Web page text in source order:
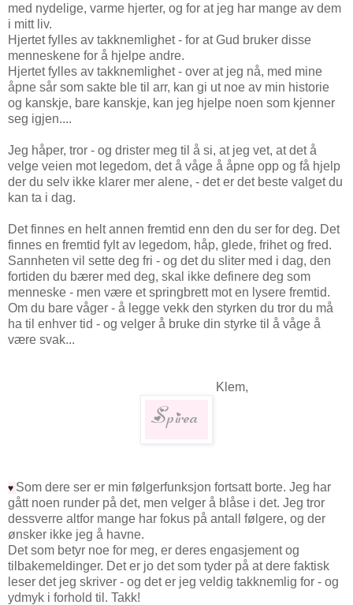
med nydelige, varme hjerter, og for at jeg har mange av dem
i mitt liv.
Hjertet fylles av takknemlighet - for at Gud bruker disse
menneskene for å hjelpe andre.
Hjertet fylles av takknemlighet - over at jeg nå, med mine
åpne sår som sakte ble til arr, kan gi ut noe av min historie
og kanskje, bare kanskje, kan jeg hjelpe noen som kjenner
seg igjen....
Jeg håper, tror - og drister meg til å si, at jeg vet, at det å
velge veien mot legedom, det å våge å åpne opp og få hjelp
der du selv ikke klarer mer alene, - det er det beste valget du
kan ta i dag.
Det finnes en helt annen fremtid enn den du ser for deg. Det
finnes en fremtid fylt av legedom, håp, glede, frihet og fred.
Sannheten vil sette deg fri - og det du sliter med i dag, den
fortiden du bærer med deg, skal ikke definere deg som
menneske - men være et springbrett mot en lysere fremtid.
Om du bare våger - å legge vekk den styrken du tror du må
ha til enhver tid - og velger å bruke din styrke til å våge å
være svak...
Klem,
♥ Som dere ser er min følgerfunksjon fortsatt borte. Jeg har
gått noen runder på det, men velger å blåse i det. Jeg tror
dessverre altfor mange har fokus på antall følgere, og der
ønsker ikke jeg å havne.
Det som betyr noe for meg, er deres engasjement og
tilbakemeldinger. Det er jo det som tyder på at dere faktisk
leser det jeg skriver - og det er jeg veldig takknemlig for - og
ydmyk i forhold til. Takk!